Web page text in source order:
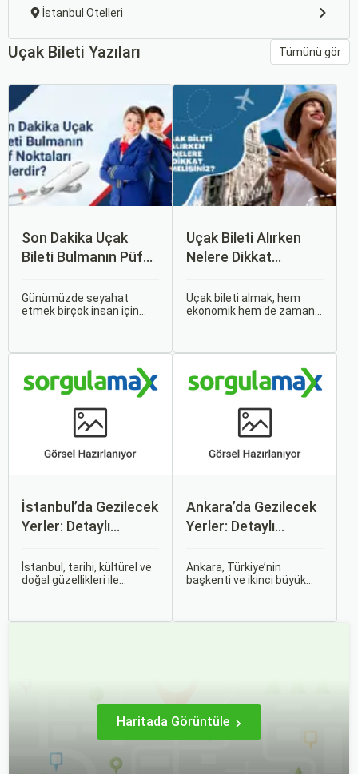
İstanbul Otelleri
Uçak Bileti Yazıları Tümünü gör
Son Dakika Uçak
Bileti Bulmanın Püf
Günümüzde seyahat
etmek birçok insan için
bu durumda uygun fiyatlı
uçak bileti bulmak
Uçak Bileti Alırken
Nelere Dikkat
Uçak bileti almak, hem
ekonomik hem de zaman
makalede, uçak bileti
alırken dikkat etmeniz
gereken önemli noktaları
ele alacak ve Sorgulamax.
İstanbul’da Gezilecek
Yerler: Detaylı
İstanbul, tarihi, kültürel ve
doğal güzellikleri ile
Ankara’da Gezilecek
Yerler: Detaylı
Ankara, Türkiye’nin
başkenti ve ikinci büyük
imkanları sunmaktadır.
Haritada Görüntüle